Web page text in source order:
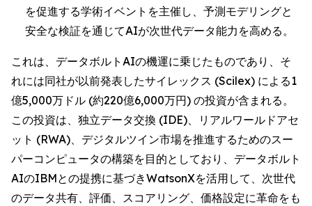
を促進する学術イベントを主催し、予測モデリングと
安全な検証を通じてAIが次世代データ能力を高める。
これは、データボルトAIの機運に乗じたものであり、そ
れには同社が以前発表したサイレックス (Scilex) による1
億5,000万ドル (約220億6,000万円) の投資が含まれる。
この投資は、独立データ交換 (IDE)、リアルワールドアセ
ット (RWA)、デジタルツイン市場を推進するためのスー
パーコンピュータの構築を目的としており、データボルト
AIのIBMとの提携に基づきWatsonXを活用して、次世代
のデータ共有、評価、スコアリング、価格設定に革命をも